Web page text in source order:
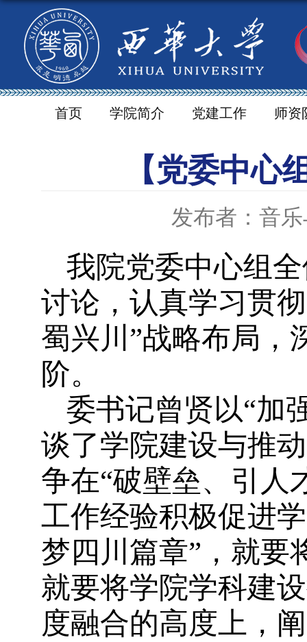
首页 学院简介 党建工作 师资
【党委中
发布者：音
我院党委中心组
讨论，认真学习贯
蜀兴川”战略布局，
阶。
委书记曾贤以“加
谈了学院建设与推
争在“破壁垒、引人
工作经验积极促进
梦四川篇章”，就要
就要将学院学科建
度融合的高度上，